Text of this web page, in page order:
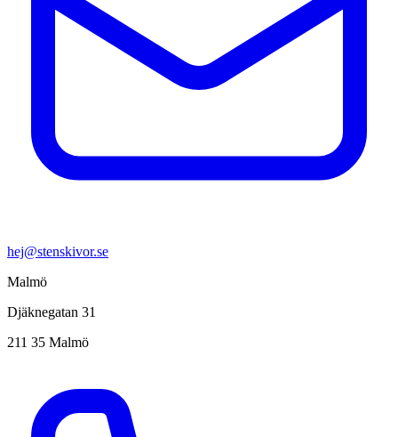
hej@stenskivor.se
Malmö
Djäknegatan 31
211 35 Malmö